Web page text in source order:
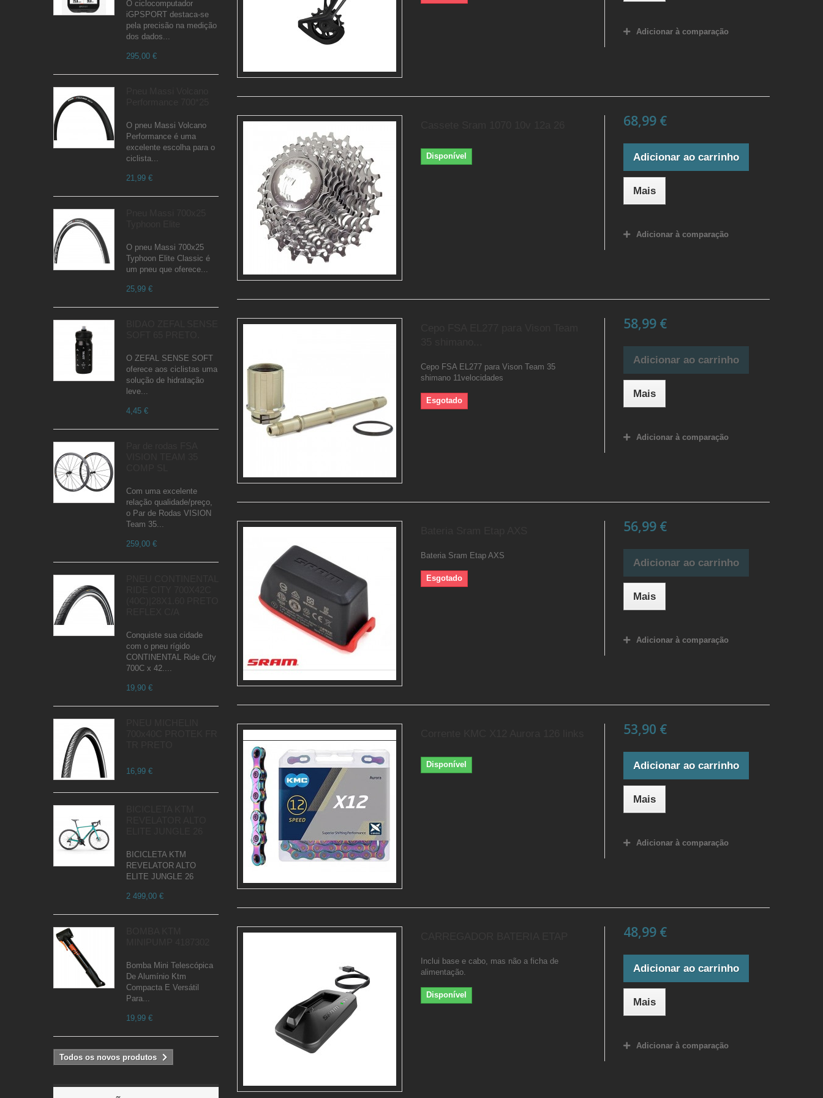
O ciclocomputador
iGPSPORT destaca-se
pela precisão na medição
dos dados...
295,00 €
O pneu Massi Volcano
Performance é uma
excelente escolha para o
ciclista...
21,99 €
O pneu Massi 700x25
Typhoon Elite Classic é
um pneu que oferece...
25,99 €
O ZEFAL SENSE SOFT
oferece aos ciclistas uma
solução de hidratação
leve...
4,45 €
Com uma excelente
relação qualidade/preço,
o Par de Rodas VISION
Team 35...
259,00 €
Conquiste sua cidade
com o pneu rígido
CONTINENTAL Ride City
700C x 42....
19,90 €
16,99 €
BICICLETA KTM
REVELATOR ALTO
ELITE JUNGLE 26
2 499,00 €
Bomba Mini Telescópica
De Alumínio Ktm
Compacta E Versátil
Para...
19,99 €
Todos os novos produtos
Adicionar à comparação
Disponível
68,99 €
Adicionar ao carrinho
Mais
Adicionar à comparação
Cepo FSA EL277 para Vison Team 35
shimano 11velocidades
Esgotado
58,99 €
Adicionar ao carrinho
Mais
Adicionar à comparação
Bateria Sram Etap AXS
Esgotado
56,99 €
Adicionar ao carrinho
Mais
Adicionar à comparação
Disponível
53,90 €
Adicionar ao carrinho
Mais
Adicionar à comparação
Inclui base e cabo, mas não a ficha de
alimentação.
Disponível
48,99 €
Adicionar ao carrinho
Mais
Adicionar à comparação